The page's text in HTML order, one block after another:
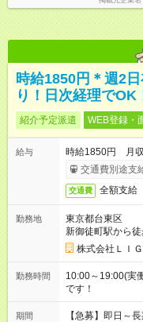
時給1850円＊週2
り！日次経理でOK
紹介予定派遣 WEB登録・
給与
時給1850円 月収
交通費別途支
交通費 全額支給
勤務地
東京都台東区
新御徒町駅から
株式会社ＬＩＧ
勤務時間
10:00～19:00(実
です！
期間 【急募】即日～